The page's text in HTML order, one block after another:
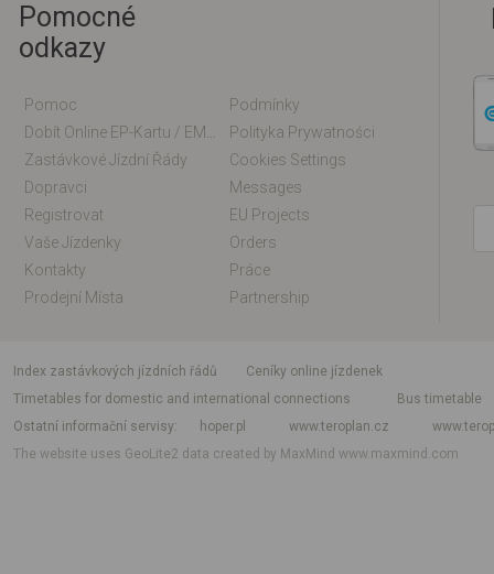
Pomocné
odkazy
Pomoc
Podmínky
Polityka Prywatności
Zastávkové Jízdní Řády
Cookies Settings
Dopravci
Messages
Registrovat
EU Projects
Vaše Jízdenky
Orders
Kontakty
Práce
Prodejní Místa
Partnership
index zastávkových jízdních řádů
Ceníky online jízdenek
Timetables for domestic and international connections
Bus timetable
Ostatní informační servisy
hoper.pl www.teroplan.cz
The website uses GeoLite2 data created by MaxMindwww.maxmind.com